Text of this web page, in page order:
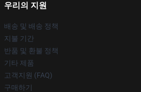
우리의 지원
배송 및 배송 정책
지불 기간
반품 및 환불 정책
기타 제품
고객지원 (FAQ)
구매하기